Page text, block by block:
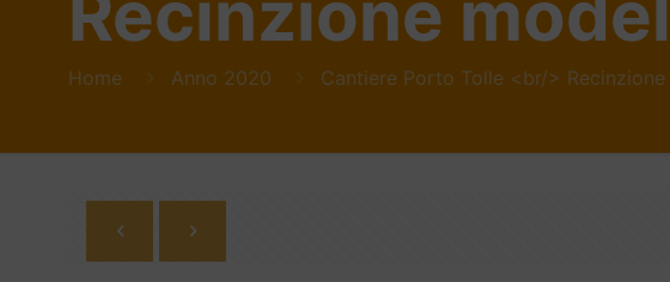
Home Anno 2020 Cantiere Porto Tolle <br/>